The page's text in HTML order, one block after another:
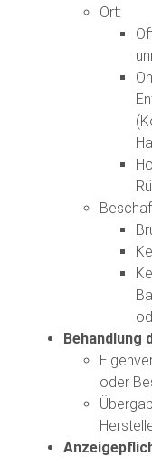
Ort:
Behandlung
oder